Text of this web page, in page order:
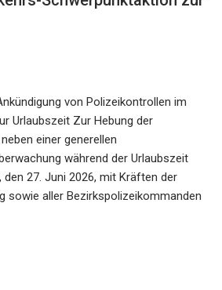
von Polizeikontrollen im
Urlaubszeit Zur Hebung der
einer generellen
während der Urlaubszeit
27. Juni 2026, mit Kräften der
sowie aller Bezirkspolizeikommanden